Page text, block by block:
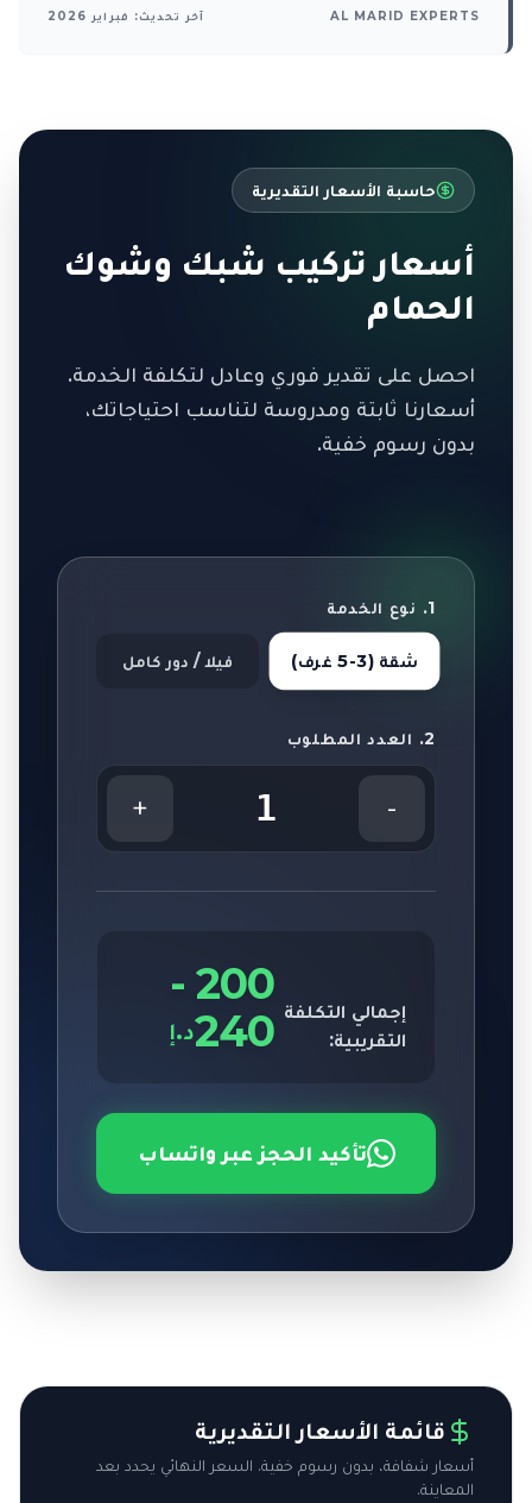
AL MARID EXPERTS آخر تحديث: فبراير 2026
حاسبة الأسعار التقديرية
أسعار تركيب شبك وشوك
الحمام
احصل على تقدير فوري وعادل لتكلفة الخدمة.
أسعارنا ثابتة ومدروسة لتناسب احتياجاتك،
بدون رسوم خفية.
1. نوع الخدمة
شقة (3-5 غرف) فيلا / دور كامل
2. العدد المطلوب
-
1
+
إجمالي التكلفة
التقريبية:
200
-
240د.إ
تأكيد الحجز عبر واتساب
قائمة الأسعار التقديرية
أسعار شفافة، بدون رسوم خفية. السعر النهائي يحدد بعد
المعاينة.